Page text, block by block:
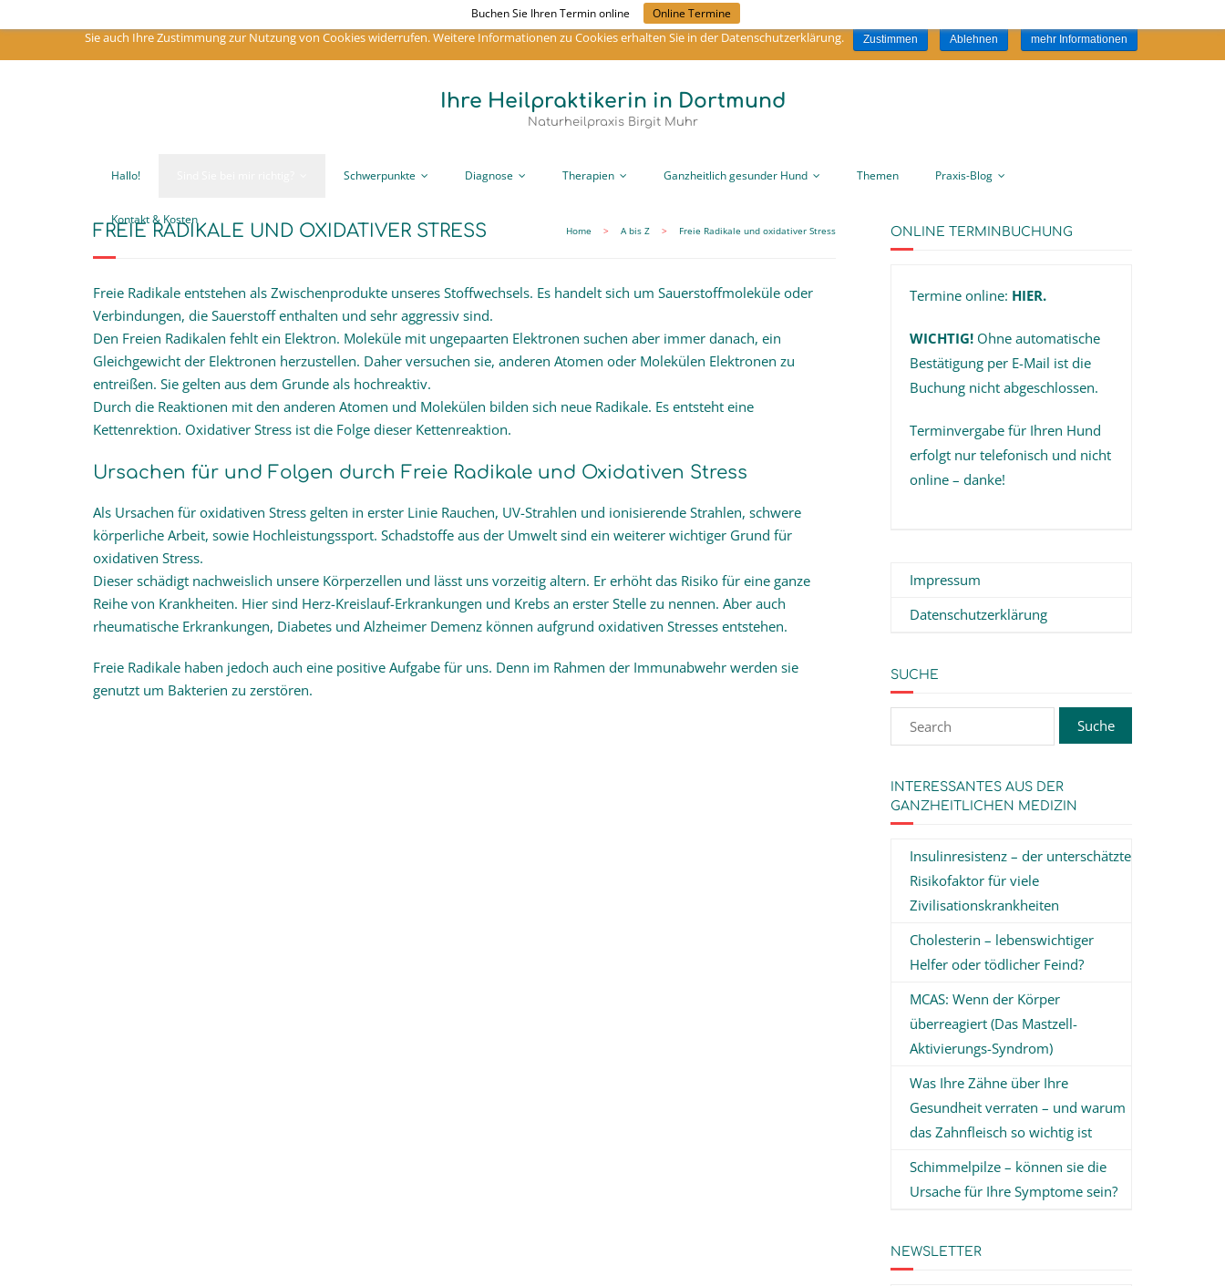
Buchen Sie Ihren Termin online Online Termine
Folgen Sie mir:
Ihre Heilpraktikerin in Dortmund
Naturheilpraxis Birgit Muhr
Hallo! Schwerpunkte Diagnose Therapien Ganzheitlich gesunder Hund Themen Praxis-Blog
Kontakt & Kosten
FREIE RADIKALE UND OXIDATIVER STRESS Home > A bis Z > Freie Radikale und oxidativer Stress
Freie Radikale entstehen als Zwischenprodukte unseres Stoffwechsels. Es handelt sich um Sauerstoffmoleküle oder
Verbindungen, die Sauerstoff enthalten und sehr aggressiv sind.
Den Freien Radikalen fehlt ein Elektron. Moleküle mit ungepaarten Elektronen suchen aber immer danach, ein
Gleichgewicht der Elektronen herzustellen. Daher versuchen sie, anderen Atomen oder Molekülen Elektronen zu
entreißen. Sie gelten aus dem Grunde als hochreaktiv.
Durch die Reaktionen mit den anderen Atomen und Molekülen bilden sich neue Radikale. Es entsteht eine
Kettenrektion. Oxidativer Stress ist die Folge dieser Kettenreaktion.
Ursachen für und Folgen durch Freie Radikale und Oxidativen Stress
Als Ursachen für oxidativen Stress gelten in erster Linie Rauchen, UV-Strahlen und ionisierende Strahlen, schwere
körperliche Arbeit, sowie Hochleistungssport. Schadstoffe aus der Umwelt sind ein weiterer wichtiger Grund für
oxidativen Stress.
Dieser schädigt nachweislich unsere Körperzellen und lässt uns vorzeitig altern. Er erhöht das Risiko für eine ganze
Reihe von Krankheiten. Hier sind Herz-Kreislauf-Erkrankungen und Krebs an erster Stelle zu nennen. Aber auch
rheumatische Erkrankungen, Diabetes und Alzheimer Demenz können aufgrund oxidativen Stresses entstehen.
Freie Radikale haben jedoch auch eine positive Aufgabe für uns. Denn im Rahmen der Immunabwehr werden sie
genutzt um Bakterien zu zerstören.
ONLINE TERMINBUCHUNG
Termine online: HIER.
WICHTIG! Ohne automatische
Bestätigung per E-Mail ist die
Buchung nicht abgeschlossen.
Terminvergabe für Ihren Hund
erfolgt nur telefonisch und nicht
online – danke!
Impressum
Datenschutzerklärung
SUCHE
INTERESSANTES AUS DER
GANZHEITLICHEN MEDIZIN
Insulinresistenz – der unterschätzte
Risikofaktor für viele
Zivilisationskrankheiten
Cholesterin – lebenswichtiger
Helfer oder tödlicher Feind?
MCAS: Wenn der Körper
überreagiert (Das Mastzell-
Aktivierungs-Syndrom)
Was Ihre Zähne über Ihre
Gesundheit verraten – und warum
das Zahnfleisch so wichtig ist
Schimmelpilze – können sie die
Ursache für Ihre Symptome sein?
NEWSLETTER
Um meine Webseite für Sie optimal zu gestalten und fortlaufend verbessern zu können, verwende ich Cookies. Durch die weitere Nutzung der Webseite stimmen Sie der Verwendung von Cookies zu. An dieser Stelle können
Sie auch Ihre Zustimmung zur Nutzung von Cookies widerrufen. Weitere Informationen zu Cookies erhalten Sie in der Datenschutzerklärung.
Zustimmen Ablehnen mehr Informationen